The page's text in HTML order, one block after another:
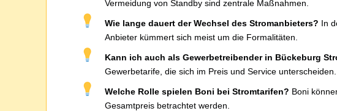
Vermeidung von Standby sind zentrale Maßnahmen.
Wie lange dauert der Wechsel des Stromanbieters? In
Anbieter kümmert sich meist um die Formalitäten.
Kann ich auch als Gewerbetreibender in Bückeburg
Gewerbetarife, die sich im Preis und Service unterscheiden.
Welche Rolle spielen Boni bei Stromtarifen? Boni
Gesamtpreis betrachtet werden.